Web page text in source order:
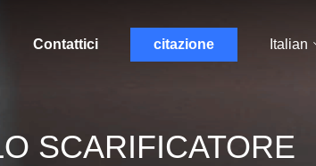
Contattici citazione Italian
SCARIFICATORE